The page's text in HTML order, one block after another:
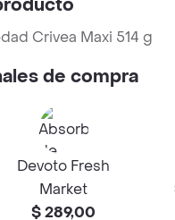
Crivea Maxi 514 g
de compra
Devoto Fresh
Market
$ 289,00